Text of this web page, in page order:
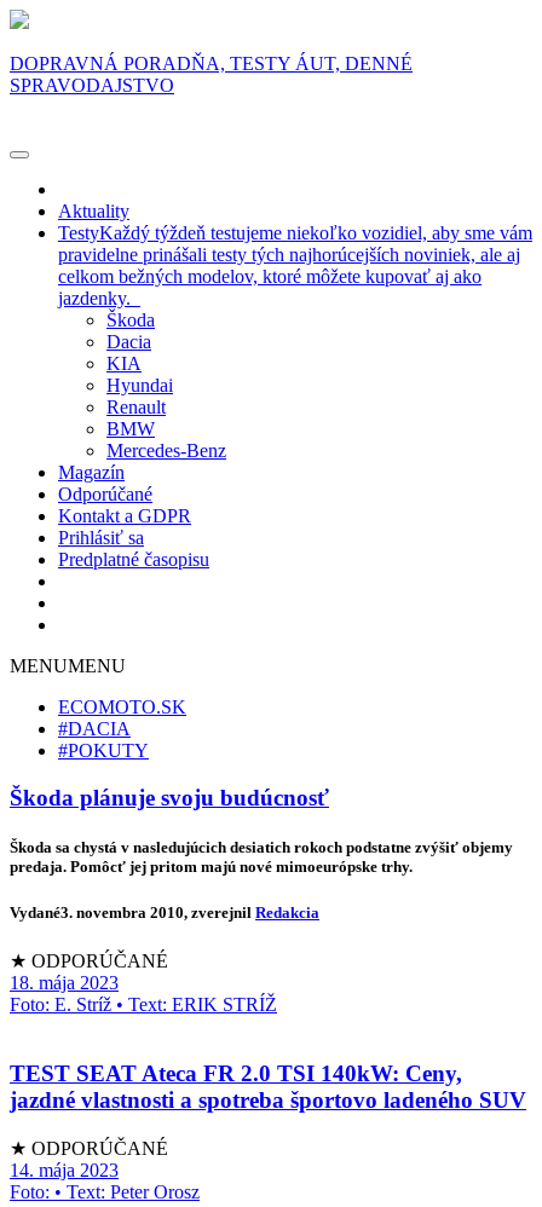
DOPRAVNÁ PORADŇA, TESTY ÁUT, DENNÉ
SPRAVODAJSTVO
Aktuality
TestyKaždý týždeň testujeme niekoľko vozidiel, aby sme vám
pravidelne prinášali testy tých najhorúcejších noviniek, ale aj
celkom bežných modelov, ktoré môžete kupovať aj ako
jazdenky.
Škoda
Dacia
KIA
Hyundai
Renault
BMW
Mercedes-Benz
Magazín
Odporúčané
Kontakt a GDPR
Prihlásiť sa
Predplatné časopisu
MENUMENU
ECOMOTO.SK
#DACIA
#POKUTY
Škoda plánuje svoju budúcnosť
Škoda sa chystá v nasledujúcich desiatich rokoch podstatne zvýšiť objemy
predaja. Pomôcť jej pritom majú nové mimoeurópske trhy.
Vydané3. novembra 2010, zverejnil Redakcia
★ ODPORÚČANÉ
18. mája 2023
Foto: E. Stríž • Text: ERIK STRÍŽ
TEST SEAT Ateca FR 2.0 TSI 140kW: Ceny,
jazdné vlastnosti a spotreba športovo ladeného SUV
★ ODPORÚČANÉ
14. mája 2023
Foto: • Text: Peter Orosz